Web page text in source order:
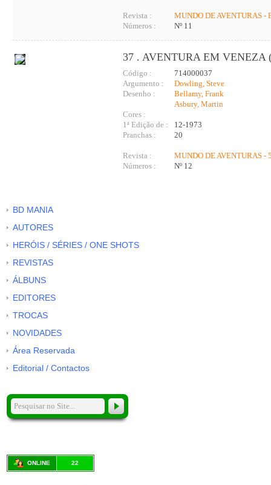
Revista :
MUNDO DE AVENTURAS -
Números :
Nº 11
37 . AVENTURA EM VENEZA
Código :
714000037
Argumento :
Dowling, Steve
Desenho :
Bellamy, Frank
Asbury, Martin
Cores :
1ª Edição de :
12-1973
Pranchas :
20
Revista :
MUNDO DE AVENTURAS -
Números :
Nº 12
BD MANIA
AUTORES
HERÓIS / SÉRIES / ONE SHOTS
REVISTAS
ÁLBUNS
EDITORES
TROCAS
NOVIDADES
Área Reservada
Editorial / Contactos
ONLINE 22